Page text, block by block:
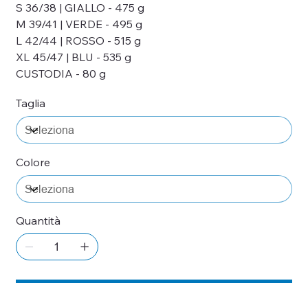
S 36/38 | GIALLO - 475 g
M 39/41 | VERDE - 495 g
L 42/44 | ROSSO - 515 g
XL 45/47 | BLU - 535 g
CUSTODIA - 80 g
Taglia
Colore
Quantità